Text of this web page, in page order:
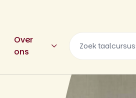
Over
ons